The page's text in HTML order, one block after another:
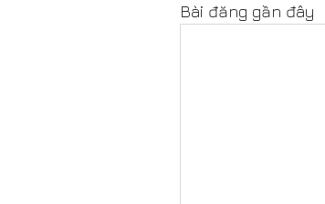
Bài đăng gần đây